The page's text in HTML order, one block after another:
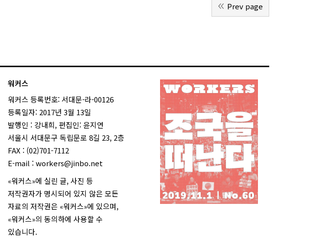
Prev page
워커스
워커스 등록번호: 서대문-라-00126
등록일자: 2017년 3월 13일
발행인 : 강내희, 편집인: 윤지연
서울시 서대문구 독립문로 8길 23, 2층
FAX : (02)701-7112
E-mail : workers@jinbo.net
«워커스»에 실린 글, 사진 등
저작권자가 명시되어 있지 않은 모든
자료의 저작권은 «워커스»에 있으며,
«워커스»의 동의하에 사용할 수
있습니다.